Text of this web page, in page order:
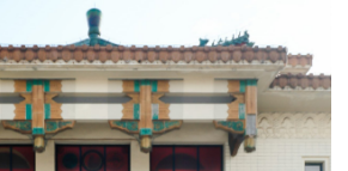
艺博会
聚像
声场